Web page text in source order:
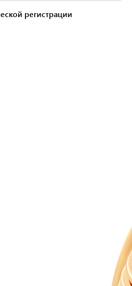
регистрации